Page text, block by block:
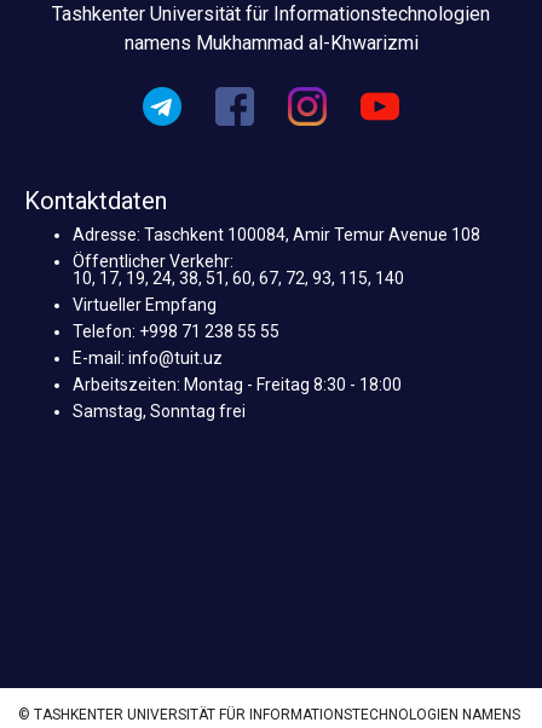
Tashkenter Universität für Informationstechnologien
namens Mukhammad al-Khwarizmi
Kontaktdaten
Adresse: Taschkent 100084, Amir Temur Avenue 108
Öffentlicher Verkehr:
10, 17, 19, 24, 38, 51, 60, 67, 72, 93, 115, 140
Virtueller Empfang
Telefon: +998 71 238 55 55
E-mail: info@tuit.uz
Arbeitszeiten: Montag - Freitag 8:30 - 18:00
Samstag, Sonntag frei
© TASHKENTER UNIVERSITÄT FÜR INFORMATIONSTECHNOLOGIEN NAMENS